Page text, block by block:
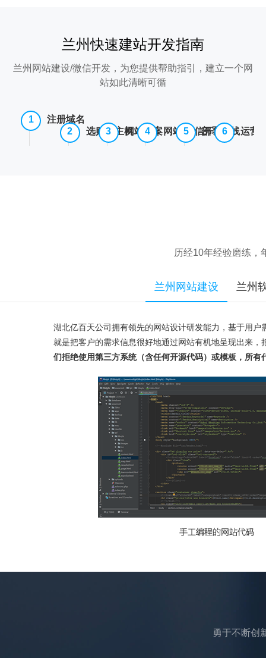
兰州快速建站开发指南
兰州网站建设/微信开发，为您提供帮助指引，建立一个网
站如此清晰可循
注册域名
选购云主机网站备案 网站/微信开发
部署上线运营
历经10年经验磨练，
兰州网站建设 兰州
湖北亿百天公司拥有领先的网站设计研发能力，基于用
就是把客户的需求信息很好地通过网站有机地呈现出来
们拒绝使用第三方系统（含任何开源代码）或模板，所
勇于不断创